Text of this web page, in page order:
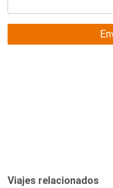
Viajes relacionados